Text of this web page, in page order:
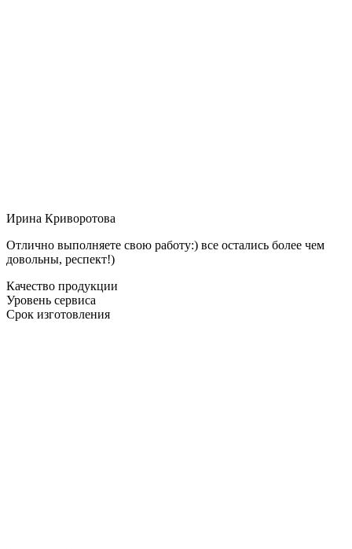
Ирина Криворотова
Отлично выполняете свою работу:) все остались более чем
довольны, респект!)
Качество продукции
Уровень сервиса
Срок изготовления